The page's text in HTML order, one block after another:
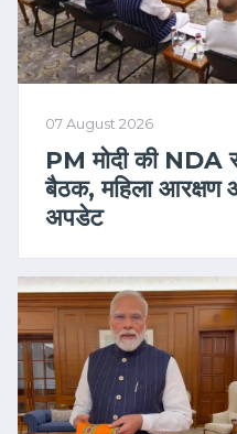
07 August 2026
PM मोदी की NDA
बैठक, महिला आरक्षण
अपडेट